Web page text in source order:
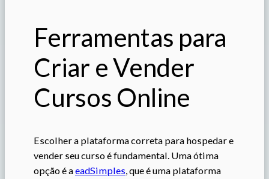
Ferramentas para
Criar e Vender
Cursos Online
Escolher a plataforma correta para hospedar e
vender seu curso é fundamental. Uma ótima
opção é aeadSimples, que é uma plataforma